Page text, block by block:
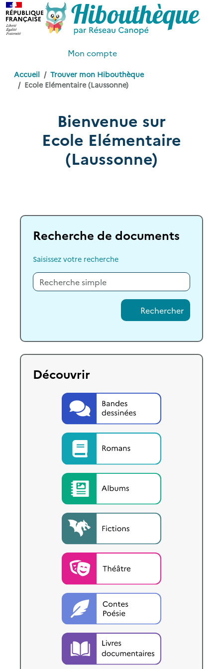
Mon compte
Accueil
Trouver mon Hibouthèque
Ecole Elémentaire (Laussonne)
Bienvenue sur
Ecole Elémentaire
(Laussonne)
Recherche de documents
Saisissez votre recherche
Rechercher
Découvrir